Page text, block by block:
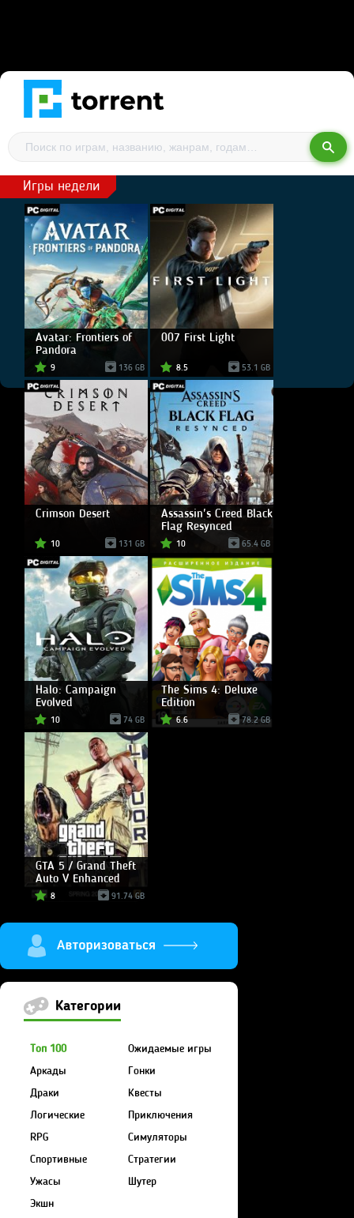
Игры недели
Avatar: Frontiers of
Pandora
9 136 GB
007 First Light
8.5 53.1 GB
Crimson Desert
10 131 GB
Assassin's Creed Black
Flag Resynced
10 65.4 GB
Halo: Campaign
Evolved
10 74 GB
The Sims 4: Deluxe
Edition
6.6 78.2 GB
GTA 5 / Grand Theft
Auto V Enhanced
8 91.74 GB
Категории
Топ 100
Ожидаемые игры
Аркады
Гонки
Драки
Квесты
Логические
Приключения
RPG
Симуляторы
Спортивные
Стратегии
Ужасы
Шутер
Экшн